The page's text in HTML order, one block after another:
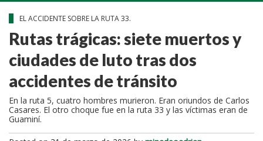
EL ACCIDENTE SOBRE LA RUTA 33.
Rutas trágicas: siete muertos y
ciudades de luto tras dos
accidentes de tránsito
En la ruta 5, cuatro hombres murieron. Eran oriundos de Carlos
Casares. El otro choque fue en la ruta 33 y las víctimas eran de
Guaminí.